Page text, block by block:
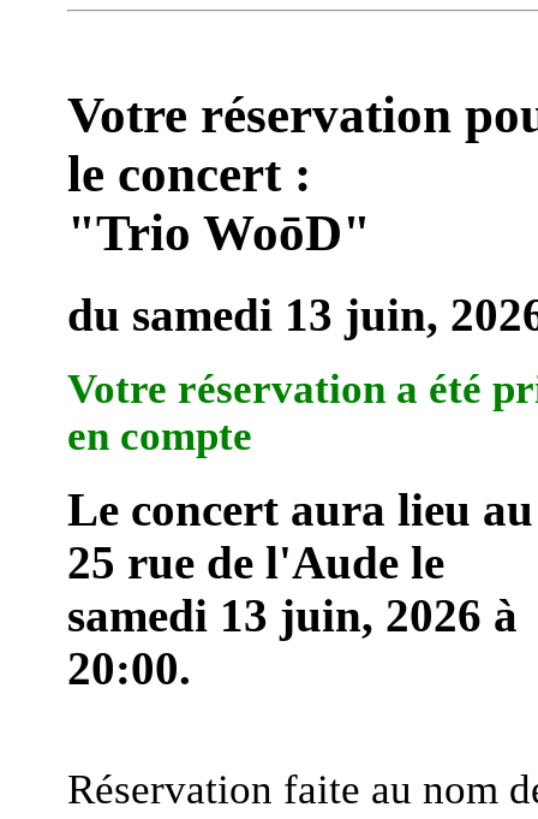
Votre réservation
le concert :
"Trio WoōD"
du samedi 13 juin,
Votre réservation a été
en compte
Le concert aura lieu au
25 rue de l'Aude le
samedi 13 juin, 2026 à
20:00.
Réservation faite au nom